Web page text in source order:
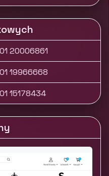
20006861
19966668
15178434